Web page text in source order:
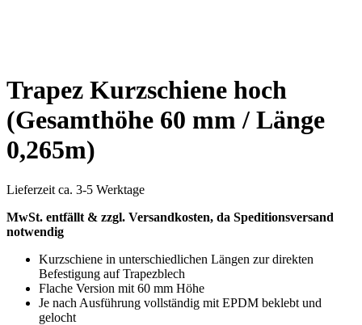
Trapez Kurzschiene hoch
(Gesamthöhe 60 mm / Länge
0,265m)
Lieferzeit ca. 3-5 Werktage
MwSt. entfällt & zzgl. Versandkosten, da Speditionsversand
notwendig
Kurzschiene in unterschiedlichen Längen zur direkten
Befestigung auf Trapezblech
Flache Version mit 60 mm Höhe
Je nach Ausführung vollständig mit EPDM beklebt und
gelocht